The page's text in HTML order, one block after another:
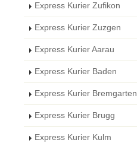
Express Kurier Zufikon
Express Kurier Zuzgen
Express Kurier Aarau
Express Kurier Baden
Express Kurier Bremgarten
Express Kurier Brugg
Express Kurier Kulm